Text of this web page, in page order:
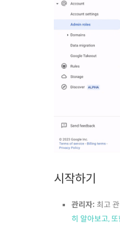
시작하기
관리자: 최고
히 알아보고,